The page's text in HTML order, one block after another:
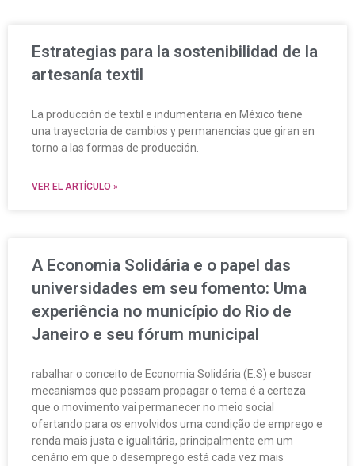
Estrategias para la sostenibilidad de la
artesanía textil
La producción de textil e indumentaria en México tiene
una trayectoria de cambios y permanencias que giran en
torno a las formas de producción.
VER EL ARTÍCULO »
A Economia Solidária e o papel das
universidades em seu fomento: Uma
experiência no município do Rio de
Janeiro e seu fórum municipal
rabalhar o conceito de Economia Solidária (E.S) e buscar
mecanismos que possam propagar o tema é a certeza
que o movimento vai permanecer no meio social
ofertando para os envolvidos uma condição de emprego e
renda mais justa e igualitária, principalmente em um
cenário em que o desemprego está cada vez mais